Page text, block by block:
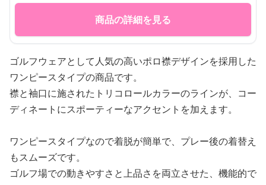
商品の詳細を見る
ゴルフウェアとして人気の高いポロ襟デザインを採用した
ワンピースタイプの商品です。
襟と袖口に施されたトリコロールカラーのラインが、コー
ディネートにスポーティーなアクセントを加えます。
ワンピースタイプなので着脱が簡単で、プレー後の着替え
もスムーズです。
ゴルフ場での動きやすさと上品さを両立させた、機能的で